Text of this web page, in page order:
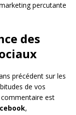
percutante
des
précédent sur les
de vos
est
,